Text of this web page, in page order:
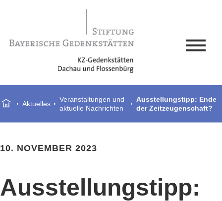
Aktuelles
Veranstaltungen und
aktuelle Nachrichten
Ausstellungstipp: Ende
der Zeitzeugenschaft?
10. NOVEMBER 2023
Ausstellungstipp: